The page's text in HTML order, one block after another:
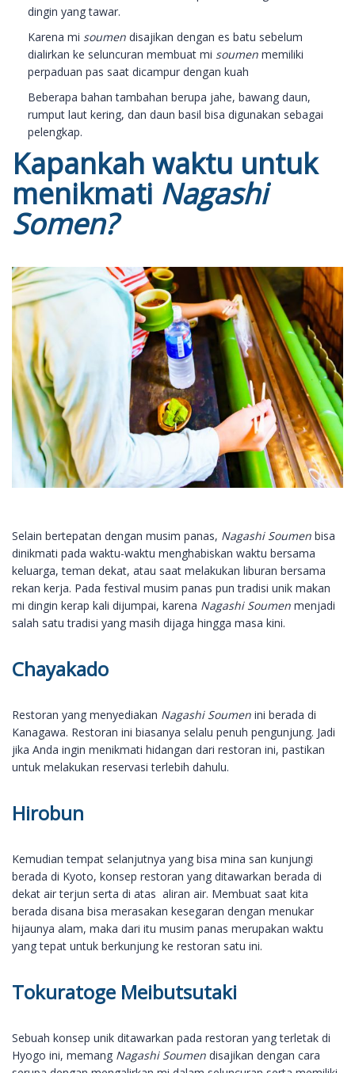
dingin yang tawar.
Karena mi soumen disajikan dengan es batu sebelum
dialirkan ke seluncuran membuat mi soumen memiliki
perpaduan pas saat dicampur dengan kuah
Beberapa bahan tambahan berupa jahe, bawang daun,
rumput laut kering, dan daun basil bisa digunakan sebagai
pelengkap.
Kapankah waktu untuk
menikmati Nagashi
Somen?
Selain bertepatan dengan musim panas, Nagashi Soumen bisa
dinikmati pada waktu-waktu menghabiskan waktu bersama
keluarga, teman dekat, atau saat melakukan liburan bersama
rekan kerja. Pada festival musim panas pun tradisi unik makan
mi dingin kerap kali dijumpai, karena Nagashi Soumen menjadi
salah satu tradisi yang masih dijaga hingga masa kini.
Chayakado
Restoran yang menyediakan Nagashi Soumen ini berada di
Kanagawa. Restoran ini biasanya selalu penuh pengunjung. Jadi
jika Anda ingin menikmati hidangan dari restoran ini, pastikan
untuk melakukan reservasi terlebih dahulu.
Hirobun
Kemudian tempat selanjutnya yang bisa mina san kunjungi
berada di Kyoto, konsep restoran yang ditawarkan berada di
dekat air terjun serta di atas aliran air. Membuat saat kita
berada disana bisa merasakan kesegaran dengan menukar
hijaunya alam, maka dari itu musim panas merupakan waktu
yang tepat untuk berkunjung ke restoran satu ini.
Tokuratoge Meibutsutaki
Sebuah konsep unik ditawarkan pada restoran yang terletak di
Hyogo ini, memang Nagashi Soumen disajikan dengan cara